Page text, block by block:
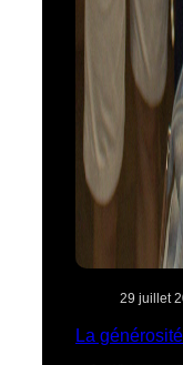
29 juillet
La